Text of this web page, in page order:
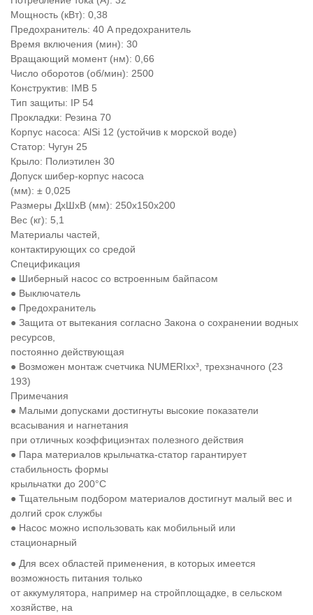
Мощность (кВт): 0,38
Предохранитель: 40 A предохранитель
Время включения (мин): 30
Вращающий момент (нм): 0,66
Число оборотов (об/мин): 2500
Конструктив: IMB 5
Тип защиты: IP 54
Прокладки: Резина 70
Корпус насоса: AlSi 12 (устойчив к морской воде)
Статор: Чугун 25
Крыло: Полиэтилен 30
Допуск шибер-корпус насоса
(мм): ± 0,025
Размеры ДхШхВ (мм): 250x150x200
Вес (кг): 5,1
Материалы частей,
контактирующих со средой
Спецификация
● Шиберный насос со встроенным байпасом
● Выключатель
● Предохранитель
● Защита от вытекания согласно Закона о сохранении водных
ресурсов,
постоянно действующая
● Возможен монтаж счетчика NUMERIxx³, трехзначного (23
193)
Примечания
● Малыми допусками достигнуты высокие показатели
всасывания и нагнетания
при отличных коэффициэнтах полезного действия
● Пара материалов крыльчатка-статор гарантирует
стабильность формы
крыльчатки до 200°C
● Тщательным подбором материалов достигнут малый вес и
долгий срок службы
● Насос можно использовать как мобильный или
стационарный
● Для всех областей применения, в которых имеется
возможность питания только
от аккумулятора, например на стройплощадке, в сельском
хозяйстве, на